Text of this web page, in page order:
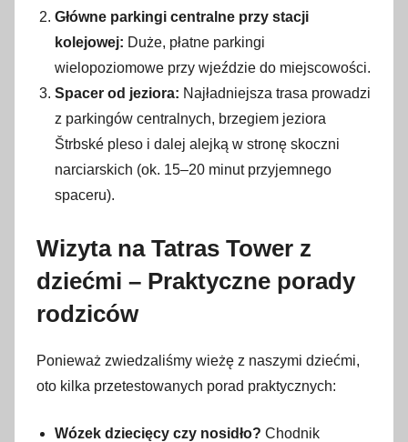
Główne parkingi centralne przy stacji
kolejowej: Duże, płatne parkingi
wielopoziomowe przy wjeździe do miejscowości.
Spacer od jeziora: Najładniejsza trasa prowadzi
z parkingów centralnych, brzegiem jeziora
Štrbské pleso i dalej alejką w stronę skoczni
narciarskich (ok. 15–20 minut przyjemnego
spaceru).
Wizyta na Tatras Tower z
dziećmi – Praktyczne porady
rodziców
Ponieważ zwiedzaliśmy wieżę z naszymi dziećmi,
oto kilka przetestowanych porad praktycznych:
Wózek dziecięcy czy nosidło? Chodnik